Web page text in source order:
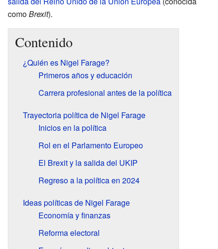
comoBrexit).
Contenido
¿Quién es Nigel Farage?
Primeros años y educación
Carrera profesional antes de la política
Trayectoria política de Nigel Farage
Inicios en la política
Rol en el Parlamento Europeo
El Brexit y la salida del UKIP
Regreso a la política en 2024
Ideas políticas de Nigel Farage
Economía y finanzas
Reforma electoral